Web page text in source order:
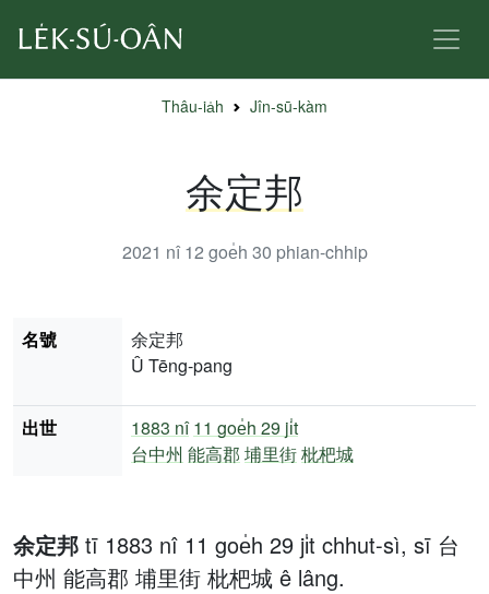
Thâu-ia̍h Jîn-sū-kàm
余定邦
2021 nî 12 goe̍h 30 phian-chhip
余定邦 tī 1883 nî 11 goe̍h 29 ji̍t chhut-sì, sī 台
中州 能高郡 埔里街 枇杷城 ê lâng.
名號
余定邦
Û Tēng-pang
出世 1883 nî 11 goe̍h 29 ji̍t
台中州 能高郡 埔里街枇杷城